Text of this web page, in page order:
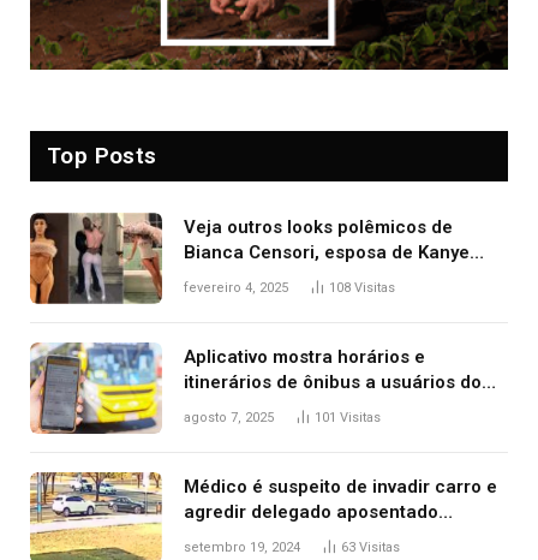
Top Posts
Veja outros looks polêmicos de
Bianca Censori, esposa de Kanye
West que apareceu nua no Grammy
fevereiro 4, 2025 108 Visitas
Aplicativo mostra horários e
itinerários de ônibus a usuários do
transporte público de Palmas; confira
agosto 7, 2025 101 Visitas
Médico é suspeito de invadir carro e
agredir delegado aposentado
durante confusão no trânsito
setembro 19, 2024 63 Visitas